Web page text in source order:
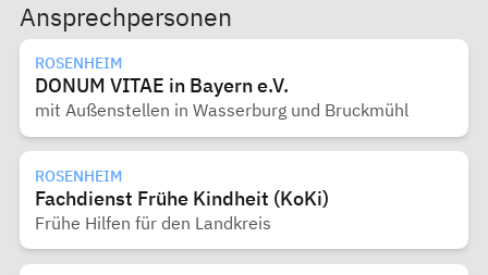
Ansprechpersonen
ROSENHEIM
DONUM VITAE in Bayern e.V.
mit Außenstellen in Wasserburg und Bruckmühl
ROSENHEIM
Fachdienst Frühe Kindheit (KoKi)
Frühe Hilfen für den Landkreis